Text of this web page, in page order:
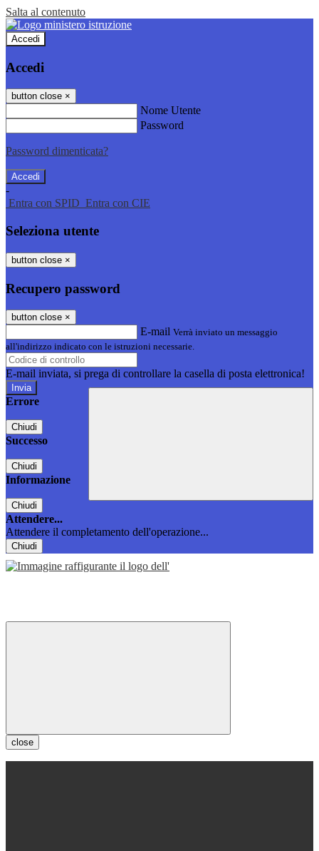
Salta al contenuto
Accedi
Accedi
button close ×
Nome Utente
Password
Password dimenticata?
-
Entra con SPID Entra con CIE
Seleziona utente
button close ×
Recupero password
button close ×
E-mail Verrà inviato un messaggio
all'indirizzo indicato con le istruzioni necessarie.
E-mail inviata, si prega di controllare la casella di posta elettronica!
Errore
Chiudi
Successo
Chiudi
Informazione
Chiudi
Attendere...
Attendere il completamento dell'operazione...
Chiudi
close